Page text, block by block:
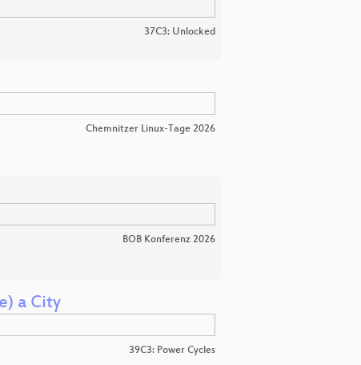
37C3: Unlocked
Chemnitzer Linux-Tage 2026
BOB Konferenz 2026
a City
39C3: Power Cycles